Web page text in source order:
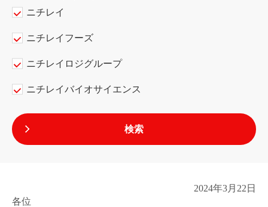
2024年3月 22 日
各位
ニチレイ
ニチレイフーズ
ニチレイロジグループ
ニチレイバイオサイエンス